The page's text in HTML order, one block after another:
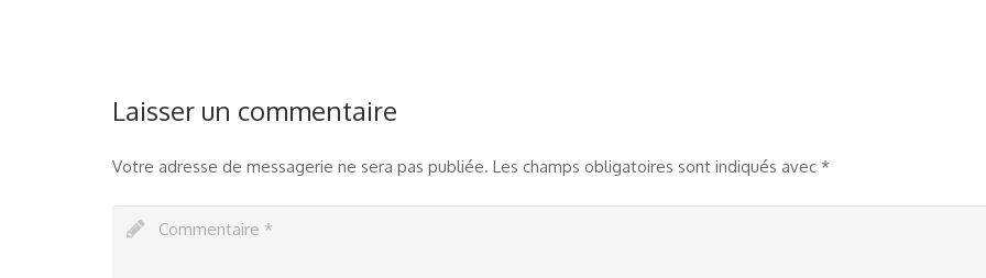
Laisser un commentaire
Votre adresse de messagerie ne sera pas publiée. Les champs obligatoires sont indiqués avec *